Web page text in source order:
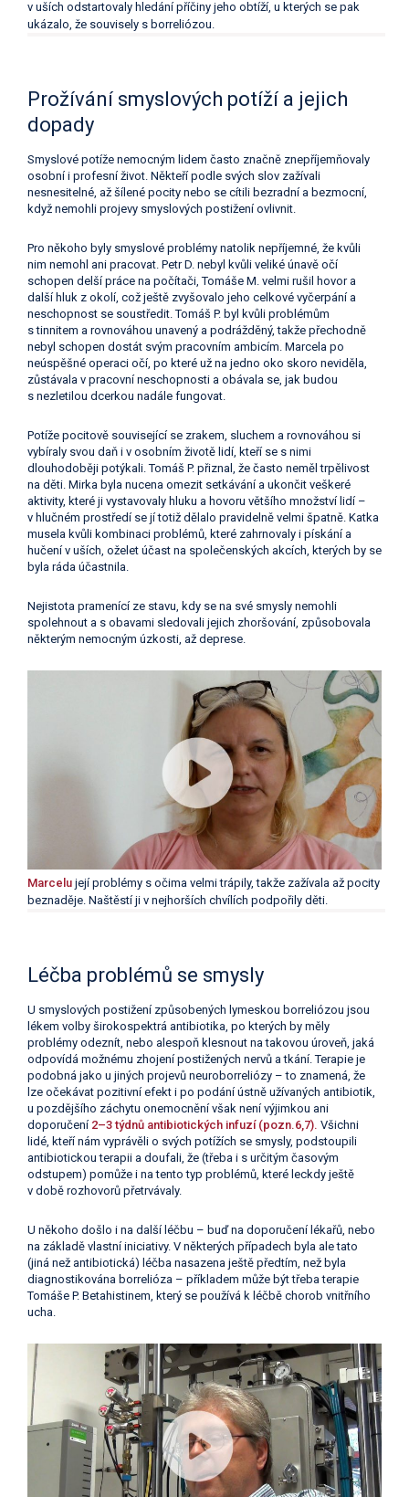
v uších odstartovaly hledání příčiny jeho obtíží, u kterých se pak
ukázalo, že souvisely s borreliózou.
Prožívání smyslových potíží a jejich
dopady
Smyslové potíže nemocným lidem často značně znepříjemňovaly
osobní i profesní život. Někteří podle svých slov zažívali
nesnesitelné, až šílené pocity nebo se cítili bezradní a bezmocní,
když nemohli projevy smyslových postižení ovlivnit.
Pro někoho byly smyslové problémy natolik nepříjemné, že kvůli
nim nemohl ani pracovat. Petr D. nebyl kvůli veliké únavě očí
schopen delší práce na počítači, Tomáše M. velmi rušil hovor a
další hluk z okolí, což ještě zvyšovalo jeho celkové vyčerpání a
neschopnost se soustředit. Tomáš P. byl kvůli problémům
s tinnitem a rovnováhou unavený a podrážděný, takže přechodně
nebyl schopen dostát svým pracovním ambicím. Marcela po
neúspěšné operaci očí, po které už na jedno oko skoro neviděla,
zůstávala v pracovní neschopnosti a obávala se, jak budou
s nezletilou dcerkou nadále fungovat.
Potíže pocitově související se zrakem, sluchem a rovnováhou si
vybíraly svou daň i v osobním životě lidí, kteří se s nimi
dlouhodoběji potýkali. Tomáš P. přiznal, že často neměl trpělivost
na děti. Mirka byla nucena omezit setkávání a ukončit veškeré
aktivity, které ji vystavovaly hluku a hovoru většího množství lidí –
v hlučném prostředí se jí totiž dělalo pravidelně velmi špatně. Katka
musela kvůli kombinaci problémů, které zahrnovaly i pískání a
hučení v uších, oželet účast na společenských akcích, kterých by se
byla ráda účastnila.
Nejistota pramenící ze stavu, kdy se na své smysly nemohli
spolehnout a s obavami sledovali jejich zhoršování, způsobovala
některým nemocným úzkosti, až deprese.
Marcelu její problémy s očima velmi trápily, takže zažívala až pocity
beznaděje. Naštěstí ji v nejhorších chvílích podpořily děti.
Léčba problémů se smysly
U smyslových postižení způsobených lymeskou borreliózou jsou
lékem volby širokospektrá antibiotika, po kterých by měly
problémy odeznít, nebo alespoň klesnout na takovou úroveň, jaká
odpovídá možnému zhojení postižených nervů a tkání. Terapie je
podobná jako u jiných projevů neuroborreliózy – to znamená, že
lze očekávat pozitivní efekt i po podání ústně užívaných antibiotik,
u pozdějšího záchytu onemocnění však není výjimkou ani
doporučení2–3 týdnů antibiotických infuzí (pozn.6,7). Všichni
lidé, kteří nám vyprávěli o svých potížích se smysly, podstoupili
antibiotickou terapii a doufali, že (třeba i s určitým časovým
odstupem) pomůže i na tento typ problémů, které leckdy ještě
v době rozhovorů přetrvávaly.
U někoho došlo i na další léčbu – buď na doporučení lékařů, nebo
na základě vlastní iniciativy. V některých případech byla ale tato
(jiná než antibiotická) léčba nasazena ještě předtím, než byla
diagnostikována borrelióza – příkladem může být třeba terapie
Tomáše P. Betahistinem, který se používá k léčbě chorob vnitřního
ucha.